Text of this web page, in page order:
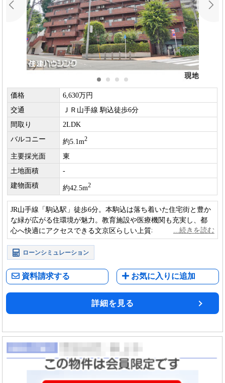
価格
6,630万円
交通
ＪＲ山手線 駒込徒歩6分
間取り
2LDK
バルコニー
約5.1m2
主要採光面
東
土地面積
-
建物面積
約42.5m2
JR山手線「駒込駅」徒歩6分。本駒込は落ち着いた住宅街と豊か
な緑が広がる住環境が魅力。教育施設や医療機関も充実し、都
心へ快適にアクセスできる文京区らしい上質な暮らしが叶う物
件です。
ローンシミュレーション
資料請求する お気に入りに追加
詳細を見る